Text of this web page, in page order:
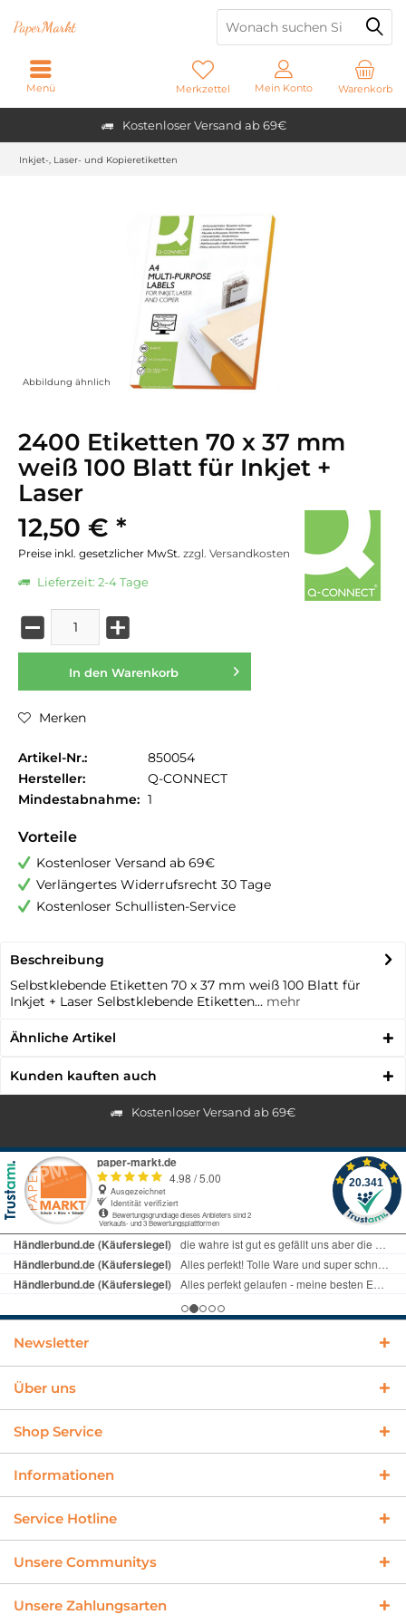
Kostenloser Versand ab 69€
PaperMarkt
Warenkorb
Merkzettel Mein Konto
Menü
Inkjet-, Laser- und Kopieretiketten
Abbildung ähnlich
2400 Etiketten 70 x 37 mm
weiß 100 Blatt für Inkjet +
Laser
12,50 € *
Preise inkl. gesetzlicher MwSt. zzgl. Versandkosten
Lieferzeit: 2-4 Tage
In den Warenkorb
Merken
Artikel-Nr.:
850054
Hersteller:
Q-CONNECT
Mindestabnahme: 1
Vorteile
Kostenloser Versand ab 69€
Verlängertes Widerrufsrecht 30 Tage
Kostenloser Schullisten-Service
Beschreibung
Selbstklebende Etiketten 70 x 37 mm weiß 100 Blatt für
Inkjet + Laser Selbstklebende Etiketten... mehr
Ähnliche Artikel
Kunden kauften auch
Kostenloser Versand ab 69€
Newsletter
Über uns
Shop Service
Informationen
Service Hotline
Unsere Communitys
Unsere Zahlungsarten